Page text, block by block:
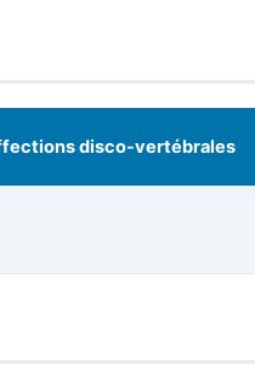
disco-vertébrales